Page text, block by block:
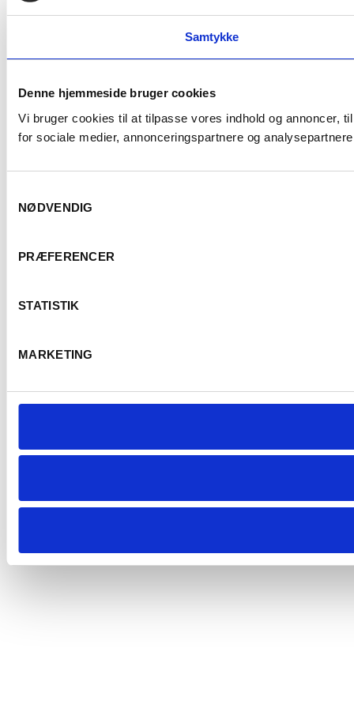
Samtykke
Denne hjemmeside bruger cookies
Vi bruger cookies til at tilpasse vores indhold og annoncer,
for sociale medier, annonceringspartnere og
NØDVENDIG
PRÆFERENCER
STATISTIK
MARKETING